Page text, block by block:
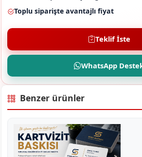
Toplu siparişte avantajlı fiyat
Teklif İste
WhatsApp
Benzer ürünler